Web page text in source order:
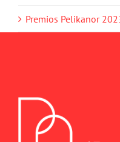
Premios Pelikanor